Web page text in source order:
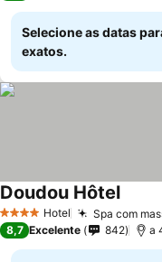
Selecione as datas
exatos.
4 EstrelasHotel Spa com
Doudou Hôtel
8,7 Excelente 842 a